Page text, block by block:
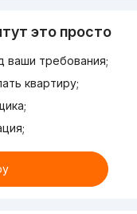
это просто
ваши требования;
квартиру;